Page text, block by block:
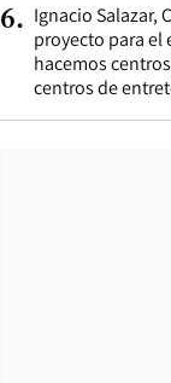
6. Ignacio Salazar,
proyecto para el
hacemos
centros de